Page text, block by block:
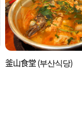
釜山食堂 (부산식당)